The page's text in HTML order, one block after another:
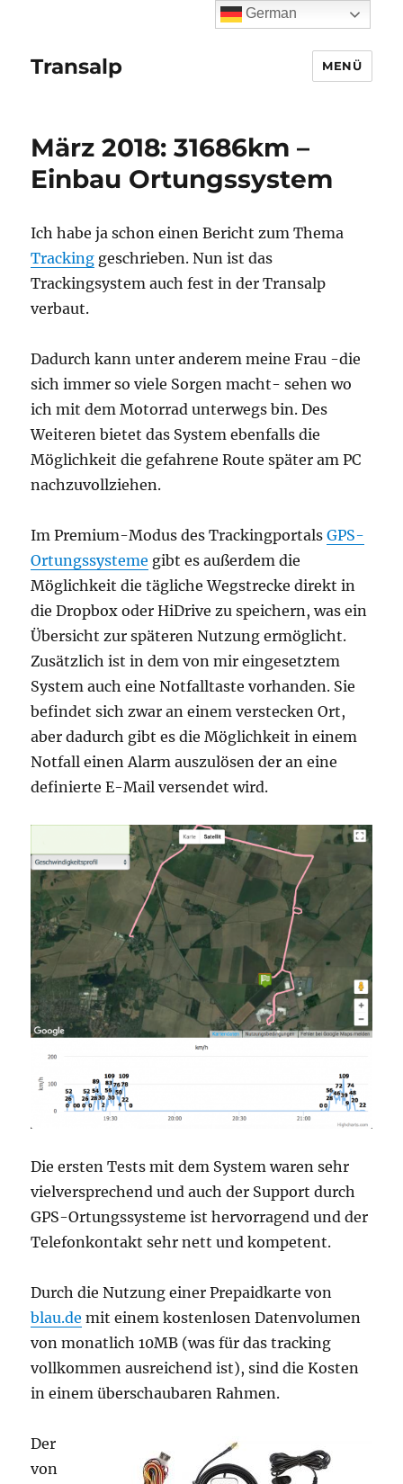
Transalp MENÜ
März 2018: 31686km –
Einbau Ortungssystem
Ich habe ja schon einen Bericht zum Thema
Tracking geschrieben. Nun ist das
Trackingsystem auch fest in der Transalp
verbaut.
Dadurch kann unter anderem meine Frau -die
sich immer so viele Sorgen macht- sehen wo
ich mit dem Motorrad unterwegs bin. Des
Weiteren bietet das System ebenfalls die
Möglichkeit die gefahrene Route später am PC
nachzuvollziehen.
Im Premium-Modus des TrackingportalsGPS-
Ortungssysteme gibt es außerdem die
Möglichkeit die tägliche Wegstrecke direkt in
die Dropbox oder HiDrive zu speichern, was ein
Übersicht zur späteren Nutzung ermöglicht.
Zusätzlich ist in dem von mir eingesetztem
System auch eine Notfalltaste vorhanden. Sie
befindet sich zwar an einem verstecken Ort,
aber dadurch gibt es die Möglichkeit in einem
Notfall einen Alarm auszulösen der an eine
definierte E-Mail versendet wird.
Die ersten Tests mit dem System waren sehr
vielversprechend und auch der Support durch
GPS-Ortungssysteme ist hervorragend und der
Telefonkontakt sehr nett und kompetent.
Durch die Nutzung einer Prepaidkarte von
blau.de mit einem kostenlosen Datenvolumen
von monatlich 10MB (was für das tracking
vollkommen ausreichend ist), sind die Kosten
in einem überschaubaren Rahmen.
Der
von
German